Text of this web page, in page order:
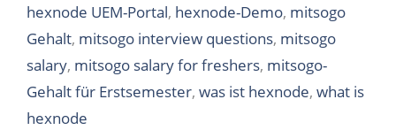
hexnode UEM-Portal, hexnode-Demo, mitsogo
Gehalt, mitsogo interview questions, mitsogo
salary, mitsogo salary for freshers, mitsogo-
Gehalt für Erstsemester, was ist hexnode, what is
hexnode